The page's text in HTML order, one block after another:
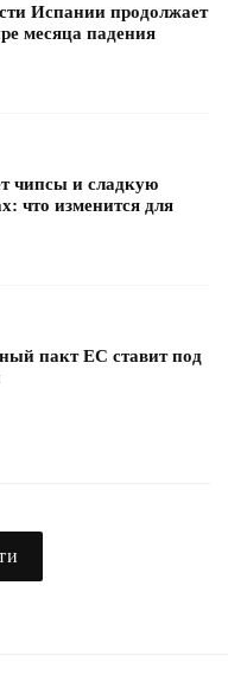
Испании продолжает
месяца падения
чипсы и сладкую
что изменится для
пакт ЕС ставит под